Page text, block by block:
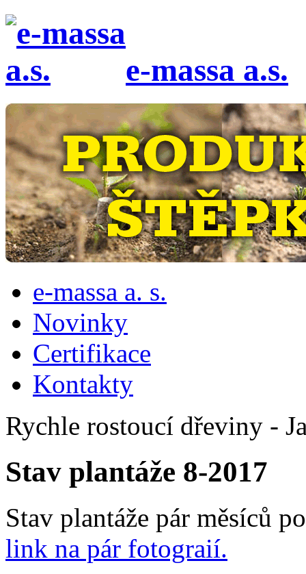
e-massa a.s.
e-massa a. s.
Novinky
Certifikace
Kontakty
Rychle rostoucí dřeviny -
Stav plantáže 8-2017
Stav plantáže pár měsíců
link na pár fotograií.